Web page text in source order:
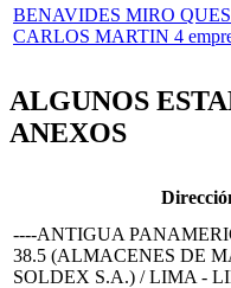
BENAVIDES MIRO
CARLOS MARTIN 4
ALGUNOS
ANEXOS
----ANTIGUA
38.5 (ALMACENES DE
SOLDEX S.A.) / LIMA -